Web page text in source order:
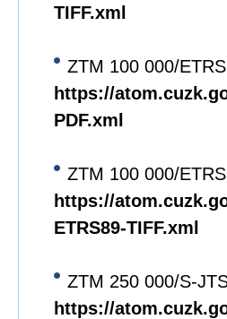
TIFF.xml
ZTM 100 000/
https://
PDF.xml
ZTM 100 000/
https://
ETRS89-TIFF.xml
ZTM 250 000/S-
https://